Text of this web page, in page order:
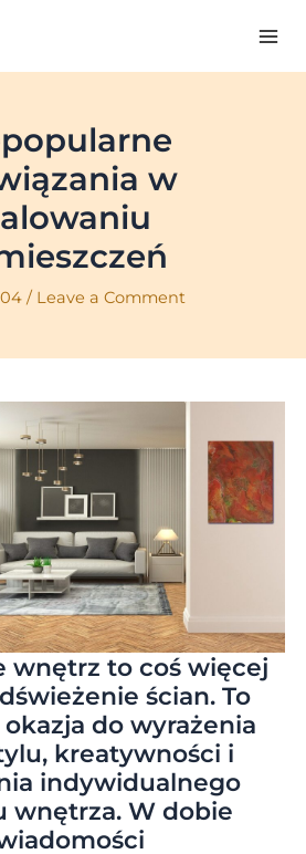
w
/ Leave a Comment
wnętrz to coś więcej
ścian. To
okazja do wyrażenia
kreatywności i
indywidualnego
wnętrza. W dobie